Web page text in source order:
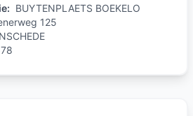
BUYTENPLAETS BOEKELO
125